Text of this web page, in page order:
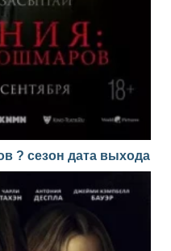
? сезон дата выхода